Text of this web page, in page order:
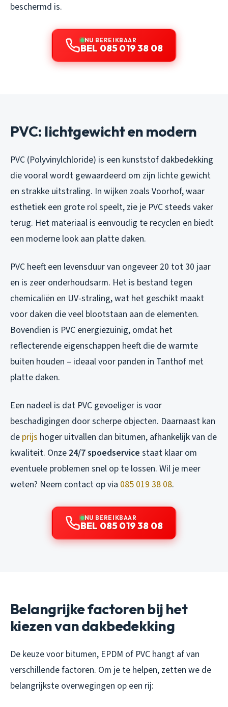
beschermd is.
NU BEREIKBAAR
BEL 085 019 38 08
PVC: lichtgewicht en modern
PVC (Polyvinylchloride) is een kunststof dakbedekking
die vooral wordt gewaardeerd om zijn lichte gewicht
en strakke uitstraling. In wijken zoals Voorhof, waar
esthetiek een grote rol speelt, zie je PVC steeds vaker
terug. Het materiaal is eenvoudig te recyclen en biedt
een moderne look aan platte daken.
PVC heeft een levensduur van ongeveer 20 tot 30 jaar
en is zeer onderhoudsarm. Het is bestand tegen
chemicaliën en UV-straling, wat het geschikt maakt
voor daken die veel blootstaan aan de elementen.
Bovendien is PVC energiezuinig, omdat het
reflecterende eigenschappen heeft die de warmte
buiten houden – ideaal voor panden in Tanthof met
platte daken.
Een nadeel is dat PVC gevoeliger is voor
beschadigingen door scherpe objecten. Daarnaast kan
de prijs hoger uitvallen dan bitumen, afhankelijk van de
kwaliteit. Onze 24/7 spoedservice staat klaar om
eventuele problemen snel op te lossen. Wil je meer
weten? Neem contact op via 085 019 38 08.
NU BEREIKBAAR
BEL 085 019 38 08
Belangrijke factoren bij het
kiezen van dakbedekking
De keuze voor bitumen, EPDM of PVC hangt af van
verschillende factoren. Om je te helpen, zetten we de
belangrijkste overwegingen op een rij: